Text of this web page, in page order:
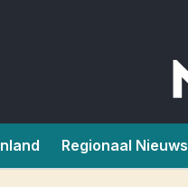
Regionaal Nieuws